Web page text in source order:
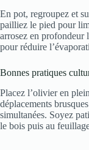
En pot, regroupez et
pailliez le pied pour
arrosez en profondeur
pour réduire
Bonnes pratiques
Placez l’olivier en
déplacements
simultanées. Soyez
le bois puis au